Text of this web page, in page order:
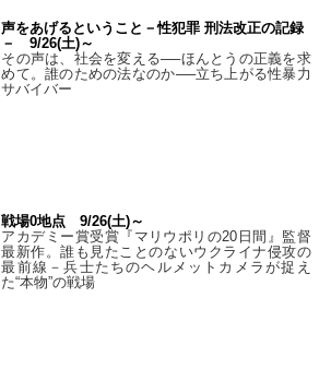
声をあげるということ－性犯罪 刑法改正の記録
－ 9/26(土)～
その声は、社会を変える──ほんとうの正義を求
めて。誰のための法なのか──立ち上がる性暴力
サバイバー
戦場0地点 9/26(土)～
アカデミー賞受賞『マリウポリの20日間』監督
最新作。誰も見たことのないウクライナ侵攻の
最前線－兵士たちのヘルメットカメラが捉え
た“本物”の戦場